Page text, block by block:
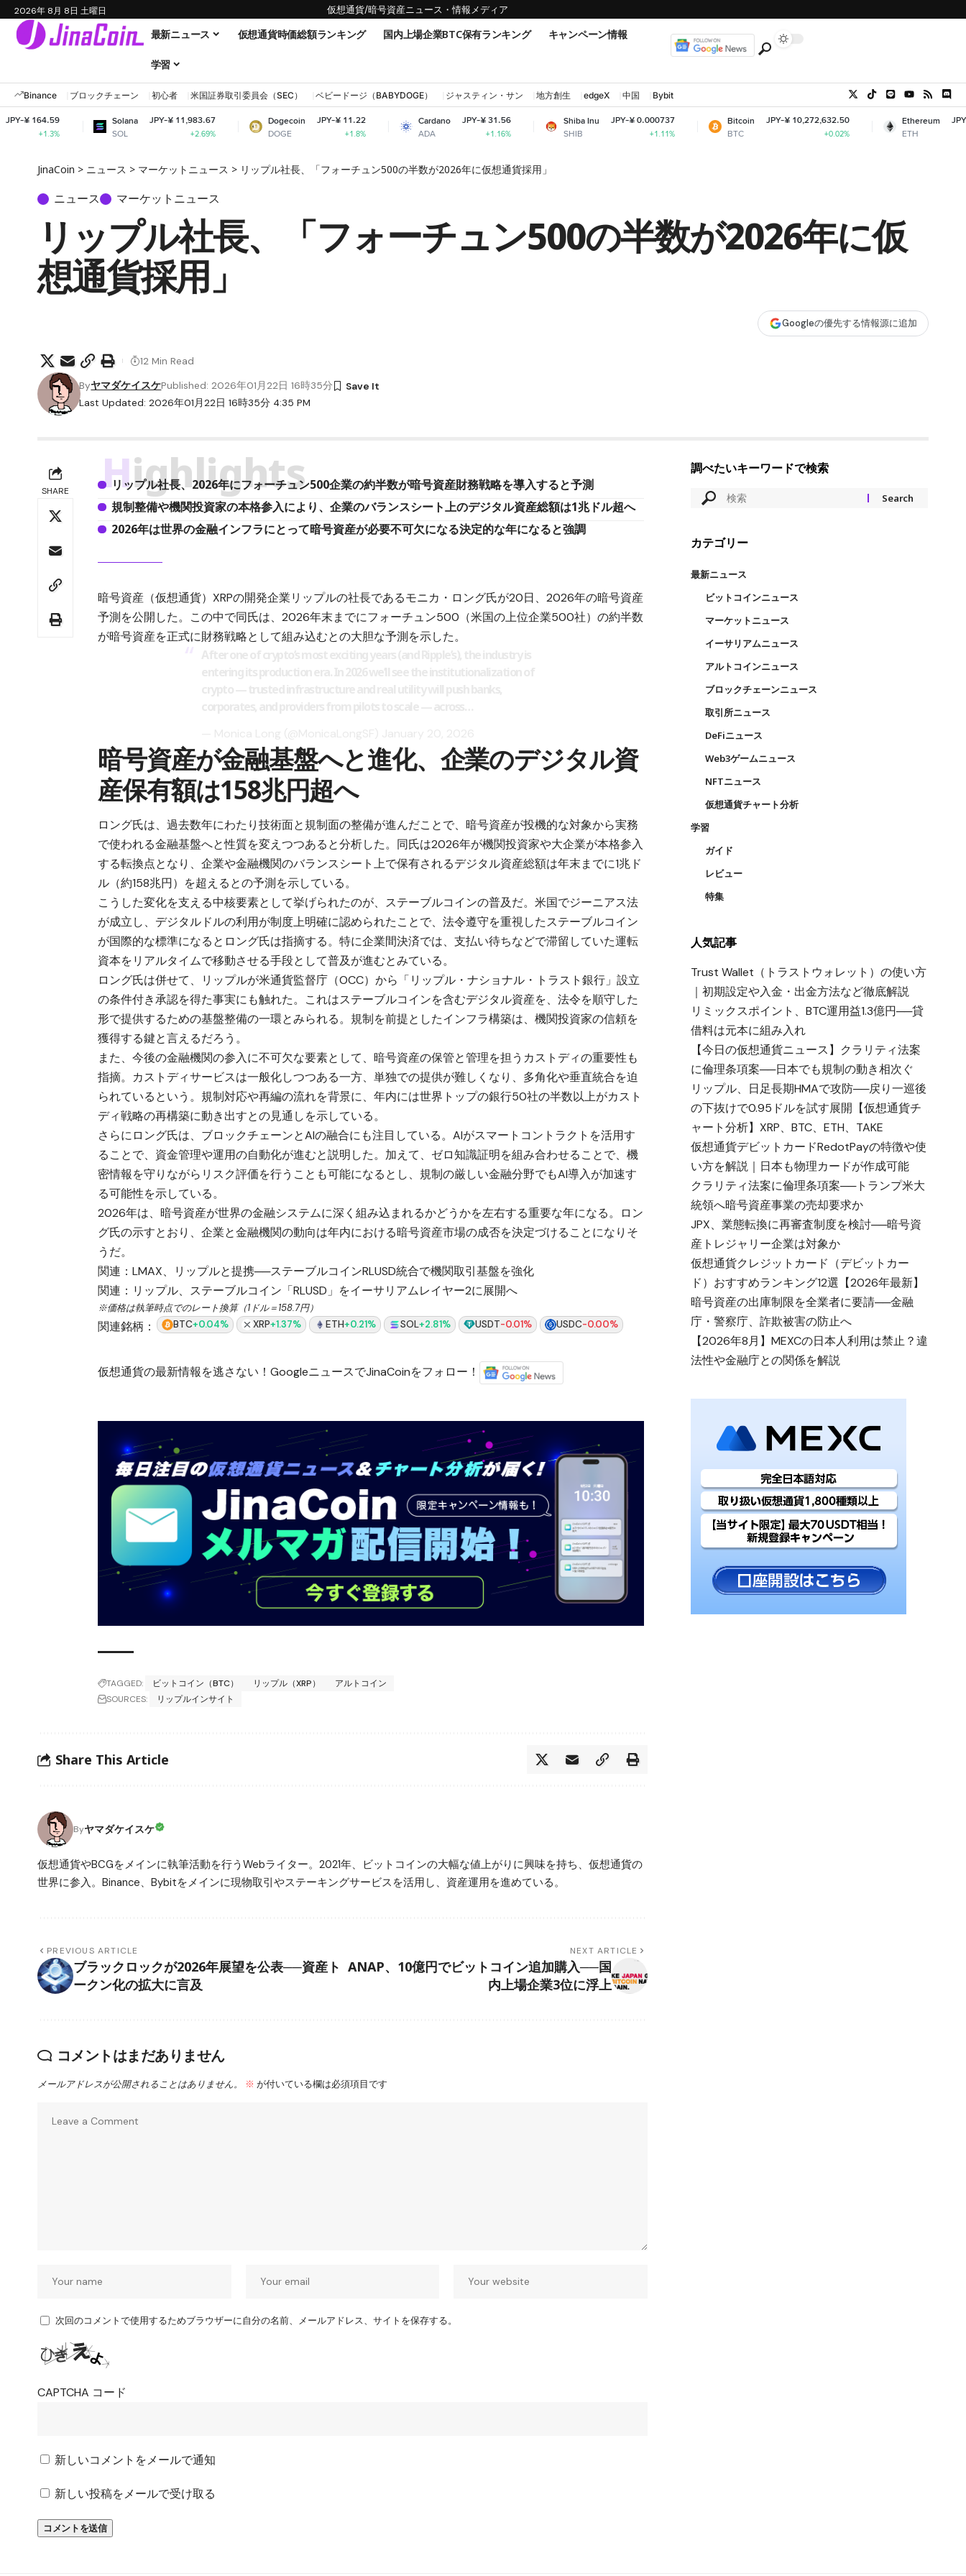
2026年 8月 8日 土曜日 仮想通貨/暗号資産ニュース・情報メディア
最新ニュース 仮想通貨時価総額ランキング 国内上場企業BTC保有ランキング キャンペーン情報
学習
Binance ブロックチェーン 初心者 米国証券取引委員会（SEC） ベビードージ（BABYDOGE） ジャスティン・サン 地方創生 edgeX 中国 Bybit
Solana
SOL
JPY-¥ 11,983.67
Dogecoin
DOGE
JPY-¥ 11.22
+1.8%
Cardano
ADA
JPY-¥ 31.56
+1.16%
Shiba Inu
SHIB
JPY-¥ 0.000737
Bitcoin
BTC
JPY-¥ 10,272,632.50
Ethereum
ETH
JPY-¥ 303,352.46
JinaCoin > ニュース > マーケットニュース > リップル社長、「フォーチュン500の半数が2026年に仮想通貨採用」
ニュース マーケットニュース
リップル社長、「フォーチュン500の半数が2026年に仮
想通貨採用」
Googleの優先する情報源に追加
Last Updated: 2026年01月22日 16時35分 4:35 PM
ByヤマダケイスケPublished: 2026年01月22日 16時35分
12 Min Read
SHARE Highlights
リップル社長、2026年にフォーチュン500企業の約半数が暗号資産財務戦略を導入すると予測
規制整備や機関投資家の本格参入により、企業のバランスシート上のデジタル資産総額は1兆ドル超へ
2026年は世界の金融インフラにとって暗号資産が必要不可欠になる決定的な年になると強調
暗号資産（仮想通貨）XRPの開発企業リップルの社長であるモニカ・ロング氏が20日、2026年の暗号資産
予測を公開した。この中で同氏は、2026年末までにフォーチュン500（米国の上位企業500社）の約半数
が暗号資産を正式に財務戦略として組み込むとの大胆な予測を示した。
暗号資産が金融基盤へと進化、企業のデジタル資
産保有額は158兆円超へ
ロング氏は、過去数年にわたり技術面と規制面の整備が進んだことで、暗号資産が投機的な対象から実務
で使われる金融基盤へと性質を変えつつあると分析した。同氏は2026年が機関投資家や大企業が本格参入
する転換点となり、企業や金融機関のバランスシート上で保有されるデジタル資産総額は年末までに1兆ド
ル（約158兆円）を超えるとの予測を示している。
こうした変化を支える中核要素として挙げられたのが、ステーブルコインの普及だ。米国でジーニアス法
が成立し、デジタルドルの利用が制度上明確に認められたことで、法令遵守を重視したステーブルコイン
が国際的な標準になるとロング氏は指摘する。特に企業間決済では、支払い待ちなどで滞留していた運転
資本をリアルタイムで移動させる手段として普及が進むとみている。
ロング氏は併せて、リップルが米通貨監督庁（OCC）から「リップル・ナショナル・トラスト銀行」設立
の条件付き承認を得た事実にも触れた。これはステーブルコインを含むデジタル資産を、法令を順守した
形で提供するための基盤整備の一環とみられる。規制を前提としたインフラ構築は、機関投資家の信頼を
獲得する鍵と言えるだろう。
また、今後の金融機関の参入に不可欠な要素として、暗号資産の保管と管理を担うカストディの重要性も
指摘。カストディサービスは一般化しつつある一方、単独での提供が難しくなり、多角化や垂直統合を迫
られているという。規制対応や再編の流れを背景に、年内には世界トップの銀行50社の半数以上がカスト
ディ戦略の再構築に動き出すとの見通しを示している。
さらにロング氏は、ブロックチェーンとAIの融合にも注目している。AIがスマートコントラクトを活用す
ることで、資金管理や運用の自動化が進むと説明した。加えて、ゼロ知識証明を組み合わせることで、機
密情報を守りながらリスク評価を行うことも可能になるとし、規制の厳しい金融分野でもAI導入が加速す
る可能性を示している。
2026年は、暗号資産が世界の金融システムに深く組み込まれるかどうかを左右する重要な年になる。ロン
グ氏の示すとおり、企業と金融機関の動向は年内における暗号資産市場の成否を決定づけることになりそ
うだ。
関連：LMAX、リップルと提携──ステーブルコインRLUSD統合で機関取引基盤を強化
関連： リップル、ステーブルコイン「RLUSD」をイーサリアムレイヤー2に展開へ
※価格は執筆時点でのレート換算（1ドル＝158.7円）
関連銘柄： BTC+0.04% XRP+1.37% ETH+0.21% SOL+2.81% USDT-0.01% USDC-0.00%
仮想通貨の最新情報を逃さない！GoogleニュースでJinaCoinをフォロー！
TAGGED: ビットコイン（BTC） リップル（XRP）
アルトコイン
SOURCES:
リップルインサイト
Share This Article
Byヤマダケイスケ
仮想通貨やBCGをメインに執筆活動を行うWebライター。2021年、ビットコインの大幅な値上がりに興味を持ち、仮想通貨の
世界に参入。Binance、Bybitをメインに現物取引やステーキングサービスを活用し、資産運用を進めている。
PREVIOUS ARTICLE
ブラックロックが2026年展望を公表──資産ト
ークン化の拡大に言及
NEXT ARTICLE
ANAP、10億円でビットコイン追加購入──国
内上場企業3位に浮上
コメントはまだありません
メールアドレスが公開されることはありません。 ※ が付いている欄は必須項目です
次回のコメントで使用するためブラウザーに自分の名前、メールアドレス、サイトを保存する。
CAPTCHA コード
新しいコメントをメールで通知
新しい投稿をメールで受け取る
調べたいキーワードで検索
カテゴリー
最新ニュース
ビットコインニュース
マーケットニュース
イーサリアムニュース
アルトコインニュース
ブロックチェーンニュース
取引所ニュース
DeFiニュース
Web3ゲームニュース
NFTニュース
仮想通貨チャート分析
学習
ガイド
レビュー
特集
人気記事
Trust Wallet（トラストウォレット）の使い方
｜初期設定や入金・出金方法など徹底解説
リミックスポイント、BTC運用益1.3億円──貸
借料は元本に組み入れ
【今日の仮想通貨ニュース】クラリティ法案
に倫理条項案──日本でも規制の動き相次ぐ
リップル、日足長期HMAで攻防──戻り一巡後
の下抜けで0.95ドルを試す展開【仮想通貨チ
ャート分析】XRP、BTC、ETH、TAKE
仮想通貨デビットカードRedotPayの特徴や使
い方を解説｜日本も物理カードが作成可能
クラリティ法案に倫理条項案──トランプ米大
統領へ暗号資産事業の売却要求か
JPX、業態転換に再審査制度を検討──暗号資
産トレジャリー企業は対象か
仮想通貨クレジットカード（デビットカー
ド）おすすめランキング12選【2026年最新】
暗号資産の出庫制限を全業者に要請──金融
庁・警察庁、詐欺被害の防止へ
【2026年8月】MEXCの日本人利用は禁止？違
法性や金融庁との関係を解説